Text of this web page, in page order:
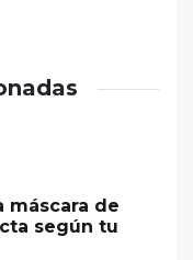
máscara de
según tu